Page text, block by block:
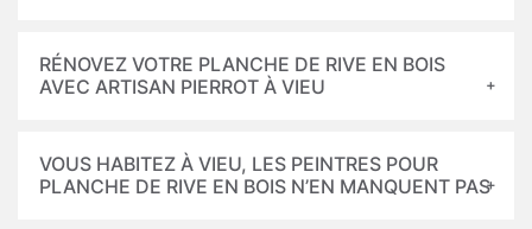
RÉNOVEZ VOTRE PLANCHE DE RIVE EN BOIS
AVEC ARTISAN PIERROT À VIEU
VOUS HABITEZ À VIEU, LES PEINTRES POUR
PLANCHE DE RIVE EN BOIS N’EN MANQUENT PAS